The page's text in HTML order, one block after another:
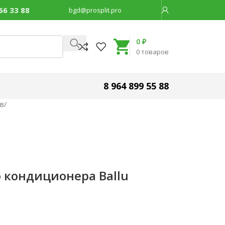
33 88 bgd@prosplit.pro
0товаров
0 ₽
8 964 899 55 88
/
кондиционера Ballu